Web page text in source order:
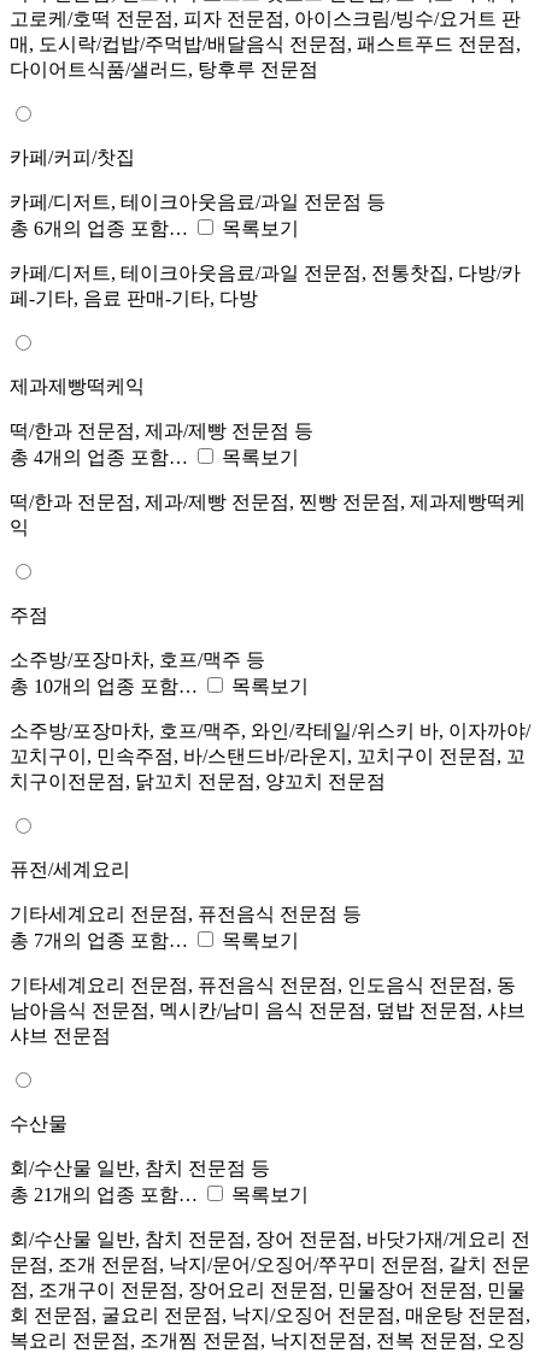
고로케/호떡 전문점, 피자 전문점, 아이스크림/빙수/요거트 판
매, 도시락/컵밥/주먹밥/배달음식 전문점, 패스트푸드 전문점,
다이어트식품/샐러드, 탕후루 전문점
카페/커피/찻집
카페/디저트, 테이크아웃음료/과일 전문점 등
총 6개의 업종 포함…
목록보기
카페/디저트, 테이크아웃음료/과일 전문점, 전통찻집, 다방/카
페-기타, 음료 판매-기타, 다방
제과제빵떡케익
떡/한과 전문점, 제과/제빵 전문점 등
총 4개의 업종 포함…
목록보기
떡/한과 전문점, 제과/제빵 전문점, 찐빵 전문점, 제과제빵떡케
익
주점
소주방/포장마차, 호프/맥주 등
총 10개의 업종 포함…
목록보기
소주방/포장마차, 호프/맥주, 와인/칵테일/위스키 바, 이자까야/
꼬치구이, 민속주점, 바/스탠드바/라운지, 꼬치구이 전문점, 꼬
치구이전문점, 닭꼬치 전문점, 양꼬치 전문점
퓨전/세계요리
기타세계요리 전문점, 퓨전음식 전문점 등
총 7개의 업종 포함…
목록보기
기타세계요리 전문점, 퓨전음식 전문점, 인도음식 전문점, 동
남아음식 전문점, 멕시칸/남미 음식 전문점, 덮밥 전문점, 샤브
샤브 전문점
수산물
회/수산물 일반, 참치 전문점 등
총 21개의 업종 포함…
목록보기
회/수산물 일반, 참치 전문점, 장어 전문점, 바닷가재/게요리 전
문점, 조개 전문점, 낙지/문어/오징어/쭈꾸미 전문점, 갈치 전문
점, 조개구이 전문점, 장어요리 전문점, 민물장어 전문점, 민물
회 전문점, 굴요리 전문점, 낙지/오징어 전문점, 매운탕 전문점,
복요리 전문점, 조개찜 전문점, 낙지전문점, 전복 전문점, 오징